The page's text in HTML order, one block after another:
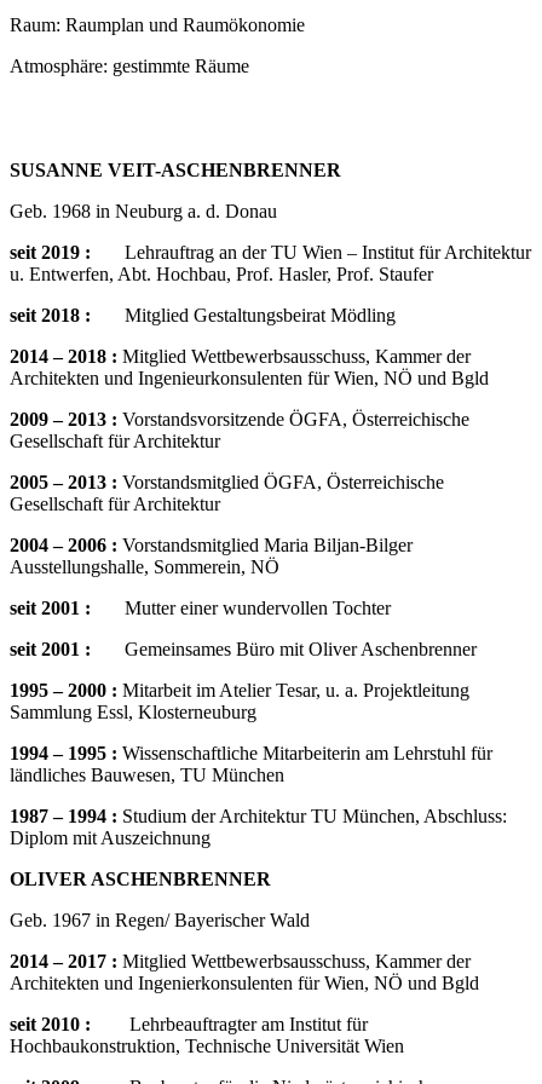
Raum: Raumplan und Raumökonomie
Atmosphäre: gestimmte Räume
SUSANNE VEIT-ASCHENBRENNER
Geb. 1968 in Neuburg a. d. Donau
seit 2019 :
Lehrauftrag an der TU Wien – Institut für Architektur
u. Entwerfen, Abt. Hochbau, Prof. Hasler, Prof. Staufer
seit 2018 : Mitglied Gestaltungsbeirat Mödling
2014 – 2018 : Mitglied Wettbewerbsausschuss, Kammer der
Architekten und Ingenieurkonsulenten für Wien, NÖ und Bgld
2009 – 2013 : Vorstandsvorsitzende ÖGFA, Österreichische
Gesellschaft für Architektur
2005 – 2013 : Vorstandsmitglied ÖGFA, Österreichische
Gesellschaft für Architektur
2004 – 2006 : Vorstandsmitglied Maria Biljan-Bilger
Ausstellungshalle, Sommerein, NÖ
seit 2001 : Mutter einer wundervollen Tochter
seit 2001 : Gemeinsames Büro mit Oliver Aschenbrenner
1995 – 2000 : Mitarbeit im Atelier Tesar, u. a. Projektleitung
Sammlung Essl, Klosterneuburg
1994 – 1995 : Wissenschaftliche Mitarbeiterin am Lehrstuhl für
ländliches Bauwesen, TU München
1987 – 1994 : Studium der Architektur TU München, Abschluss:
Diplom mit Auszeichnung
OLIVER ASCHENBRENNER
Geb. 1967 in Regen/ Bayerischer Wald
2014 – 2017 : Mitglied Wettbewerbsausschuss, Kammer der
Architekten und Ingenierkonsulenten für Wien, NÖ und Bgld
seit 2010 : Lehrbeauftragter am Institut für
Hochbaukonstruktion, Technische Universität Wien